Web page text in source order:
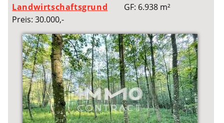
Landwirtschaftsgrund
GF: 6.938 m²
Preis: 30.000,-